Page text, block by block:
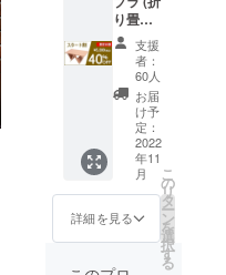
変更と
なる場
合がご
ざいま
す。
の予定
価格か
ら
【45％
オフ】
となり
ます。
ご支援
額は全
て送料
込みの
価格で
す。 ※
ろしく
お願い
いたし
ます。
達成し
た場合
の販売
予定価
格は
8,980円
×5
→44,90
です。
り畳み
コルク
マルチ
テーブ
ル) ×1個
本プロ
ジェク
トはAll
Nothing
です。
目標を
達成し
た場合
のみリ
支援
者：
60人
お届
け予
定：
2022
年11
月
詳細を見る
こ
の
リ
タ
ー
ン
を
選
択
す
る